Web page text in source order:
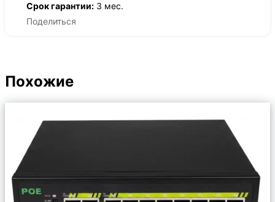
Срок гарантии: 3 мес.
Поделиться
Похожие